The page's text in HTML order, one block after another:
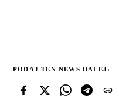
PODAJ TEN NEWS DALEJ: